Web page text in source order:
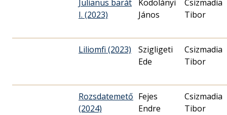
Julianus barát
I. (2023)
Kodolányi
János
Csizmadia
Tibor
Liliomfi (2023)
Szigligeti
Ede
Csizmadia
Tibor
Rozsdatemető
(2024)
Fejes
Endre
Csizmadia
Tibor